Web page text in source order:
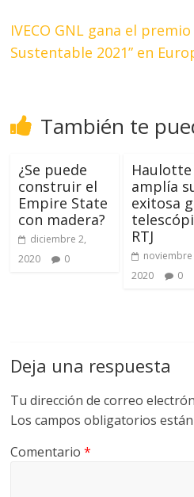
IVECO GNL gana el
Sustentable 2021” en
También te
¿Se puede
construir el
Empire State
con madera?
diciembre 2,
2020
0
Haulotte
amplía
exitosa
RTJ
noviembre
2020
0
Deja una respuesta
Tu dirección de correo
Los campos obligatorios
Comentario*